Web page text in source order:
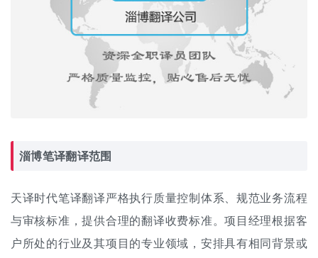
淄博笔译翻译范围
天译时代笔译翻译严格执行质量控制体系、规范业务流程
与审核标准，提供合理的翻译收费标准。项目经理根据客
户所处的行业及其项目的专业领域，安排具有相同背景或